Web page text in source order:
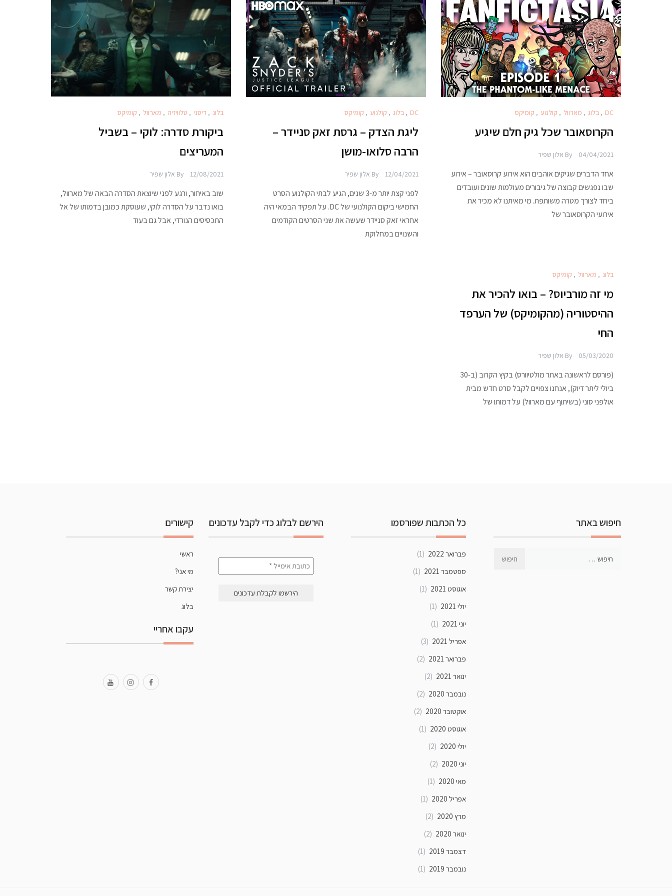
בלוג , דיסני , טלוויזיה , מארוול , קומיקס
ביקורת סדרה: לוקי – בשביל
המעריצים
12/08/2021 אלון שפיר
שוב באיחור, ורגע לפני שיוצאת הסדרה הבאה של מארוול,
בואו נדבר על הסדרה לוקי, שעוסקת כמובן בדמותו של אל
התכסיסים הנורדי, אבל גם בעוד
DC
, בלוג , קולנוע , קומיקס
ליגת הצדק – גרסת זאק סניידר –
הרבה סלואו-מושן
12/04/2021 אלון שפיר
לפני קצת יותר מ-3 שנים, הגיע לבתי הקולנוע הסרט
החמישי ביקום הקולנועי של DC. על תפקיד הבמאי היה
אחראי זאק סניידר שעשה את שני הסרטים הקודמים
והשנויים במחלוקת
DC
, בלוג , מארוול , קולנוע , קומיקס
הקרוסאובר שכל גיק חלם שיגיע
04/04/2021 אלון שפיר
אחד הדברים שגיקים אוהבים הוא אירוע קרוסאובר – אירוע
שבו נפגשים קבוצה של גיבורים מעולמות שונים ועובדים
ביחד לצורך מטרה משותפת. מי מאיתנו לא מכיר את
אירועי הקרוסאובר של
בלוג , מארוול , קומיקס
מי זה מורביוס? – בואו להכיר את
ההיסטוריה (מהקומיקס) של הערפד
החי
05/03/2020 אלון שפיר
(פורסם לראשונה באתר מולטיוורס) בקיץ הקרוב (ב-30
ביולי ליתר דיוק), אנחנו צפויים לקבל סרט חדש מבית
אולפני סוני (בשיתוף עם מארוול) על דמותו של
חיפוש באתר כל הכתבות שפורסמו
פברואר 2022
(1)
ספטמבר 2021
(1)
אוגוסט 2021
(1)
יולי 2021
(1)
יוני 2021
(1)
אפריל 2021
(3)
פברואר 2021
(2)
ינואר 2021
(2)
נובמבר 2020
(2)
אוקטובר 2020
(2)
אוגוסט 2020
(1)
יולי 2020
(2)
יוני 2020
(2)
מאי 2020
(1)
אפריל 2020
(1)
מרץ 2020
(2)
ינואר 2020
(2)
דצמבר 2019
(1)
נובמבר 2019
(1)
הירשם לבלוג כדי לקבל עדכונים קישורים
ראשי
מי אני?
יצירת קשר
בלוג
עקבו אחריי